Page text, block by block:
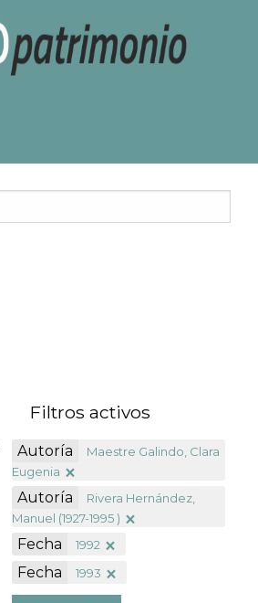
Filtros activos
Autoría
Maestre Galindo, Clara
Eugenia
Autoría
Rivera Hernández,
Manuel (1927-1995 )
Fecha 1992
Fecha 1993